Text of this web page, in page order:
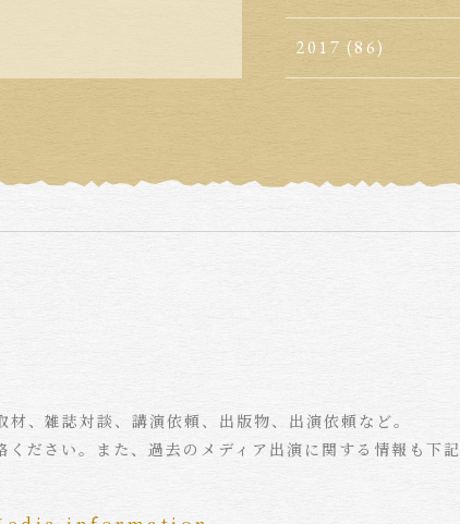
2017 (86)
、雑誌対談、講演依頼、出版物、出演依頼など。
ださい。また、過去のメディア出演に関する情報も下記